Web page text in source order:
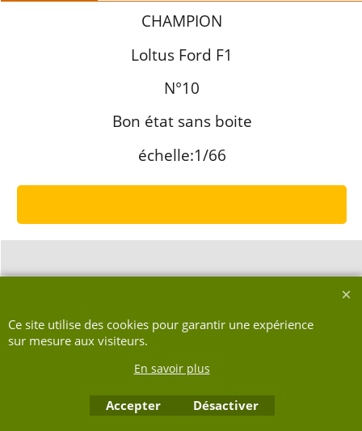
CHAMPION
Loltus Ford F1
N°10
Bon état sans boite
échelle:1/66
Ce site utilise des cookies pour garantir une expérience
sur mesure aux visiteurs.
En savoir plus
Accepter Désactiver